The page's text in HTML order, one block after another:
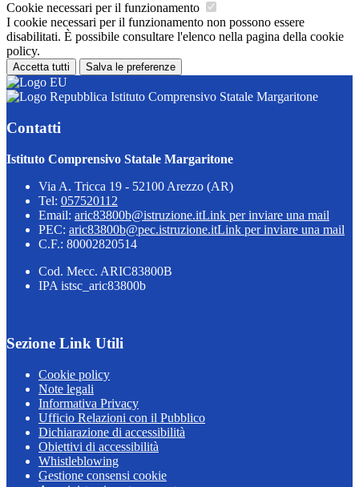
Cookie necessari per il funzionamento
I cookie necessari per il funzionamento non possono essere
disabilitati. È possibile consultare l'elenco nella pagina della cookie
policy.
Accetta tutti Salva le preferenze
Istituto Comprensivo Statale Margaritone
Contatti
Istituto Comprensivo Statale Margaritone
Via A. Tricca 19 - 52100 Arezzo (AR)
Tel: 057520112
Email: aric83800b@istruzione.itLink per inviare una mail
PEC: aric83800b@pec.istruzione.itLink per inviare una mail
C.F.: 80002820514
Cod. Mecc. ARIC83800B
IPA istsc_aric83800b
Sezione Link Utili
Cookie policy
Note legali
Informativa Privacy
Ufficio Relazioni con il Pubblico
Dichiarazione di accessibilità
Obiettivi di accessibilità
Whistleblowing
Gestione consensi cookie